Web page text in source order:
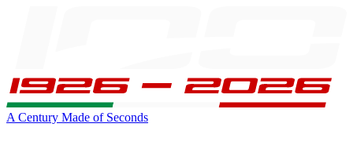
A Century Made of Seconds